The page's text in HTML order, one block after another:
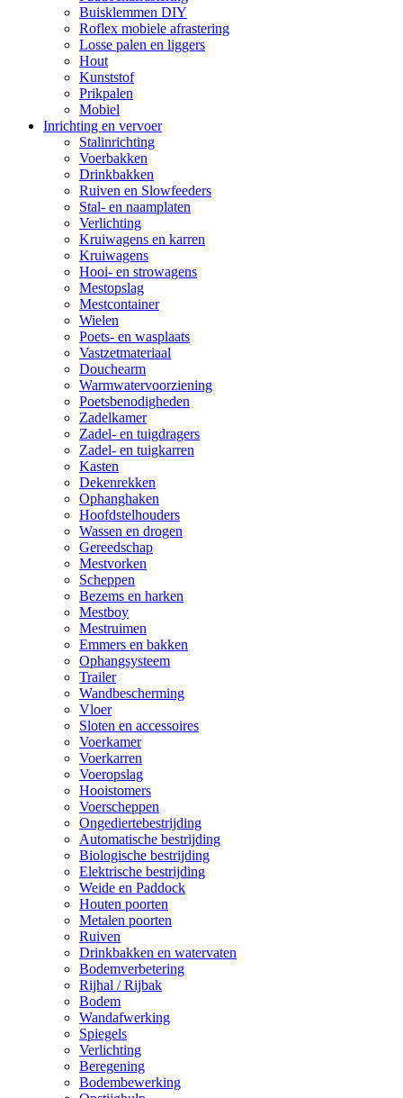
Buisklemmen DIY
Roflex mobiele afrastering
Losse palen en liggers
Hout
Kunststof
Prikpalen
Mobiel
Inrichting en vervoer
Stalinrichting
Voerbakken
Drinkbakken
Ruiven en Slowfeeders
Stal- en naamplaten
Verlichting
Kruiwagens en karren
Kruiwagens
Hooi- en strowagens
Mestopslag
Mestcontainer
Wielen
Poets- en wasplaats
Vastzetmateriaal
Douchearm
Warmwatervoorziening
Poetsbenodigheden
Zadelkamer
Zadel- en tuigdragers
Zadel- en tuigkarren
Kasten
Dekenrekken
Ophanghaken
Hoofdstelhouders
Wassen en drogen
Gereedschap
Mestvorken
Scheppen
Bezems en harken
Mestboy
Mestruimen
Emmers en bakken
Ophangsysteem
Trailer
Wandbescherming
Vloer
Sloten en accessoires
Voerkamer
Voerkarren
Voeropslag
Hooistomers
Voerscheppen
Ongediertebestrijding
Automatische bestrijding
Biologische bestrijding
Elektrische bestrijding
Weide en Paddock
Houten poorten
Metalen poorten
Ruiven
Drinkbakken en watervaten
Bodemverbetering
Rijhal / Rijbak
Bodem
Wandafwerking
Spiegels
Verlichting
Beregening
Bodembewerking